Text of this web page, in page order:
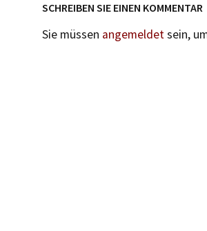
SCHREIBEN SIE EINEN KOMMENTAR
Sie müssen angemeldetsein,